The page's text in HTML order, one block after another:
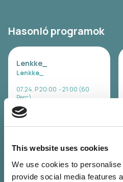
This website uses cookies
We use cookies to
provide social media features
Hasonló programok
Lenkke_
Lenkke_
07.24. P 20:00 - 21:00 (60
Perc)
Lőtér x Közlekedési
SISI